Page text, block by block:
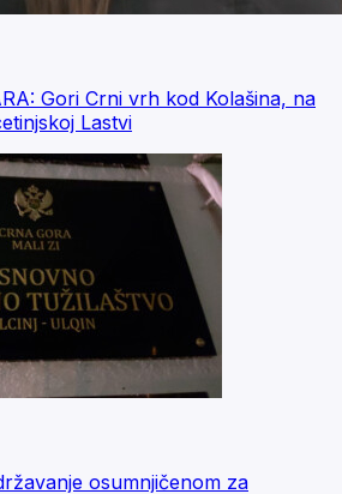
Gori Crni vrh kod Kolašina, na
Lastvi
osumnjičenom za